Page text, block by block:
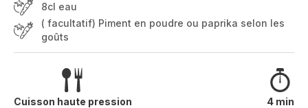
8cl eau
( facultatif) Piment en poudre ou paprika selon les
goûts
Cuisson haute pression 4 min